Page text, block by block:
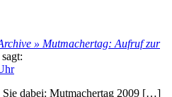
» Mutmachertag: Aufruf zur
sagt:
dabei: Mutmachertag 2009 […]